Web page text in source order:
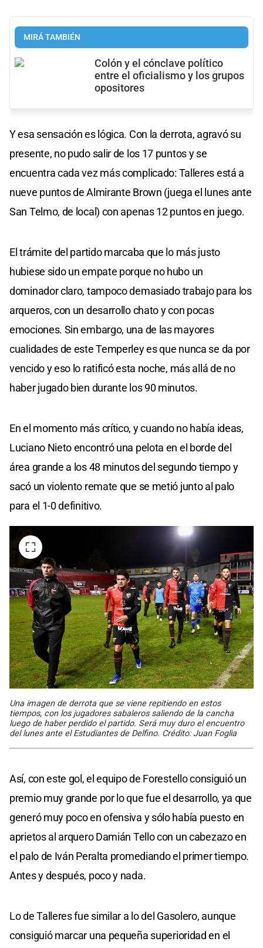
MIRÁ TAMBIÉN
Colón y el cónclave político
entre el oficialismo y los grupos
opositores
Y esa sensación es lógica. Con la derrota, agravó su
presente, no pudo salir de los 17 puntos y se
encuentra cada vez más complicado: Talleres está a
nueve puntos de Almirante Brown (juega el lunes ante
San Telmo, de local) con apenas 12 puntos en juego.
El trámite del partido marcaba que lo más justo
hubiese sido un empate porque no hubo un
dominador claro, tampoco demasiado trabajo para los
arqueros, con un desarrollo chato y con pocas
emociones. Sin embargo, una de las mayores
cualidades de este Temperley es que nunca se da por
vencido y eso lo ratificó esta noche, más allá de no
haber jugado bien durante los 90 minutos.
En el momento más crítico, y cuando no había ideas,
Luciano Nieto encontró una pelota en el borde del
área grande a los 48 minutos del segundo tiempo y
sacó un violento remate que se metió junto al palo
para el 1-0 definitivo.
Una imagen de derrota que se viene repitiendo en estos
tiempos, con los jugadores sabaleros saliendo de la cancha
luego de haber perdido el partido. Será muy duro el encuentro
del lunes ante el Estudiantes de Delfino. Crédito: Juan Foglia
Así, con este gol, el equipo de Forestello consiguió un
premio muy grande por lo que fue el desarrollo, ya que
generó muy poco en ofensiva y sólo había puesto en
aprietos al arquero Damián Tello con un cabezazo en
el palo de Iván Peralta promediando el primer tiempo.
Antes y después, poco y nada.
Lo de Talleres fue similar a lo del Gasolero, aunque
consiguió marcar una pequeña superioridad en el